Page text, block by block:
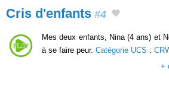
Cris d'enfants #4
Mes deux enfants, Nina (4 ans) et
à se faire peur. Catégorie UCS :
+